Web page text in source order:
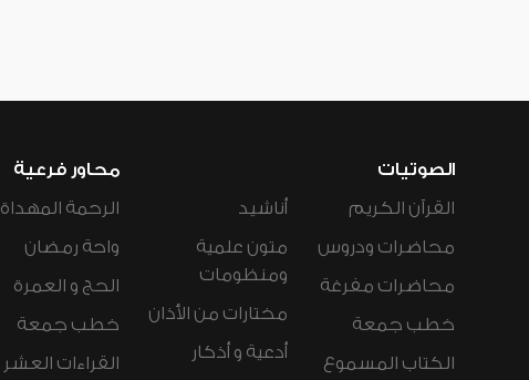
الصوتيات
القرآن الكريم
محاضرات ودروس
محاضرات مفرغة
خطب جمعة
الكتاب المسموع
أناشيد
متون علمية
ومنظومات
مختارات من الأذان
أدعية و أذكار
محاور فرعية
الرحمة المهداة
واحة رمضان
الحج و العمرة
خطب جمعة
القراءات العشر